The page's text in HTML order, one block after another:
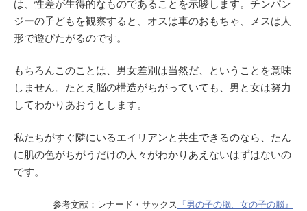
は、性差が生得的なものであることを示唆します。チンパン
ジーの子どもを観察すると、オスは車のおもちゃ、メスは人
形で遊びたがるのです。
もちろんこのことは、男女差別は当然だ、ということを意味
しません。たとえ脳の構造がちがっていても、男と女は努力
してわかりあおうとします。
私たちがすぐ隣にいるエイリアンと共生できるのなら、たん
に肌の色がちがうだけの人々がわかりあえないはずはないの
です。
参考文献：レナード・サックス 『男の子の脳、女の子の脳』